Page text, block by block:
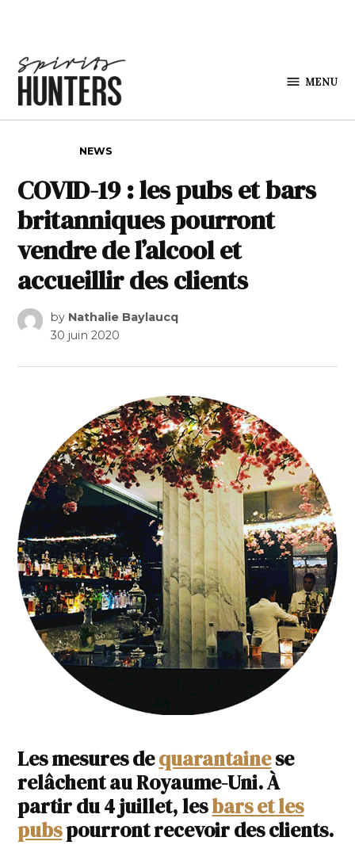
MENU
NEWS
COVID-19 : les pubs et bars
britanniques pourront
vendre de l’alcool et
accueillir des clients
by Nathalie Baylaucq
30 juin 2020
Les mesures dequarantainese
relâchent au Royaume-Uni. À
partir du 4 juillet, lesbars et les
pubspourront recevoir des clients.